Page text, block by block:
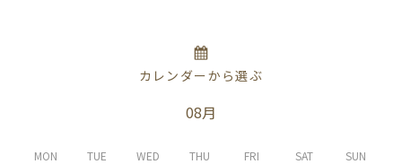
カレンダーから選ぶ
08月
MON TUE WED THU FRI SAT SUN